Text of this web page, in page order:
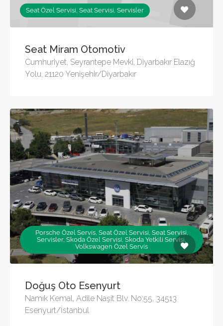
Seat Özel Servisi, Seat Servisi, Servisler
Seat Miram Otomotiv
Cumhuriyet, Seyrantepe Mevki, Diyarbakır Elazığ
Yolu, 21120 Yenişehir/Diyarbakır
Porsche Özel Servis, Seat Özel Servisi, Seat Servisi,
Servisler, Skoda Özel Servisi, Skoda Yetkili Servisi,
Volkswagen Özel Servis
Doğuş Oto Esenyurt
Namık Kemal, Adile Naşit Blv. No:55, 34513
Esenyurt/İstanbul